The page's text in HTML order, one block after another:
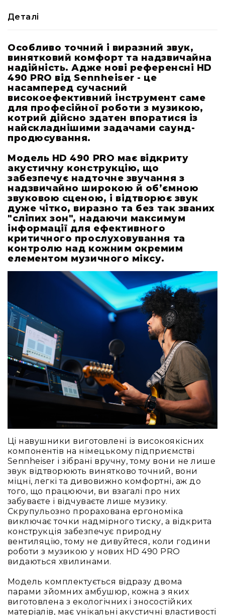
Навушники
і
гарнітури
Бездротові
радіосистеми
Портативні
системи
Стаціонарні
системи
моніторинг
Приймачі
Передавачі
Антени
Аксесуари
та
комплектуючі
Підсилювачі
Акустичні
системи
Гарнітури
для
контактних
центрів
і
офісів
Презентації
Наради
конференції
Екскурсійні
системи
та
синхропереклад
Допоміжне
прослуховування
Освіта
Програмне
забезпечення
Деталі
Особливо точний і виразний звук,
винятковий комфорт та надзвичайна
надійність. Адже нові референсні HD
490 PRO від Sennheiser - це
насамперед сучасний
високоефективний інструмент саме
для професійної роботи з музикою,
котрий дійсно здатен впоратися із
найскладнішими задачами саунд-
продюсування.
Модель HD 490 PRO має відкриту
акустичну конструкцію, що
забезпечує надточне звучання з
надзвичайно широкою й об’ємною
звуковою сценою, і відтворює звук
дуже чітко, виразно та без так званих
"сліпих зон", надаючи максимум
інформації для ефективного
критичного прослуховування та
контролю над кожним окремим
елементом музичного міксу.
Ці навушники виготовлені із високоякісних
компонентів на німецькому підприємстві
Sennheiser і зібрані вручну, тому вони не лише
звук відтворюють винятково точний, вони
міцні, легкі та дивовижно комфортні, аж до
того, що працюючи, ви взагалі про них
забуваєте і відчуваєте лише музику.
Скрупульозно прорахована ергономіка
виключає точки надмірного тиску, а відкрита
конструкція забезпечує природну
вентиляцію, тому не дивуйтеся, коли години
роботи з музикою у нових HD 490 PRO
видаються хвилинами.
Модель комплектується відразу двома
парами зйомних амбушюр, кожна з яких
виготовлена з екологічних і зносостійких
матеріалів, має унікальні акустичні властивості